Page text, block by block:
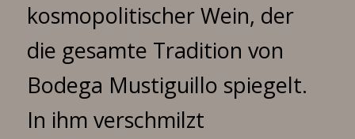
kosmopolitischer Wein, der
die gesamte Tradition von
Bodega Mustiguillo spiegelt.
In ihm verschmilzt